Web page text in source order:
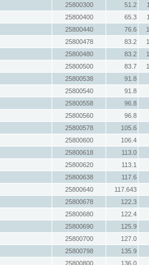
25800300 51.2
25800400 65.3
25800440 76.6
25800478 83.2
25800480 83.2
25800500 83.7
25800538
91.8
25800540
91.8
25800558
96.8
25800560
96.8
25800578
105.6
25800600
106.4
25800618
113.0
25800620
113.1
25800638
117.6
25800640
117.643
25800678
122.3
25800680
122.4
25800690
125.9
25800700
127.0
25800798
135.9
25800800
136.0